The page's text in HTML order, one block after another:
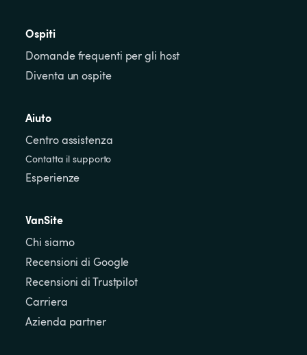
Ospiti
Domande frequenti per gli host
Diventa un ospite
Aiuto
Centro assistenza
Contatta il supporto
Esperienze
VanSite
Chi siamo
Recensioni di Google
Recensioni di Trustpilot
Carriera
Azienda partner